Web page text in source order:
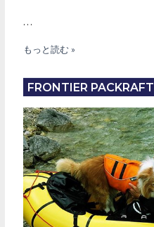
…
4
19
（日）
FRONTIER
PACKRAFT
試
乗
会
もっと読む »
FRONTIER PACKRAFT